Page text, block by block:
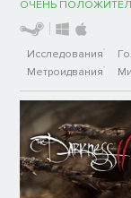
ОЧЕНЬ
Исследования
Метроидвания